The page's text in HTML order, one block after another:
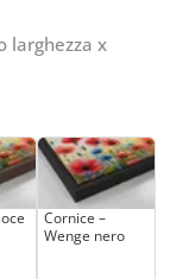
larghezza x
Cornice –
Wenge nero